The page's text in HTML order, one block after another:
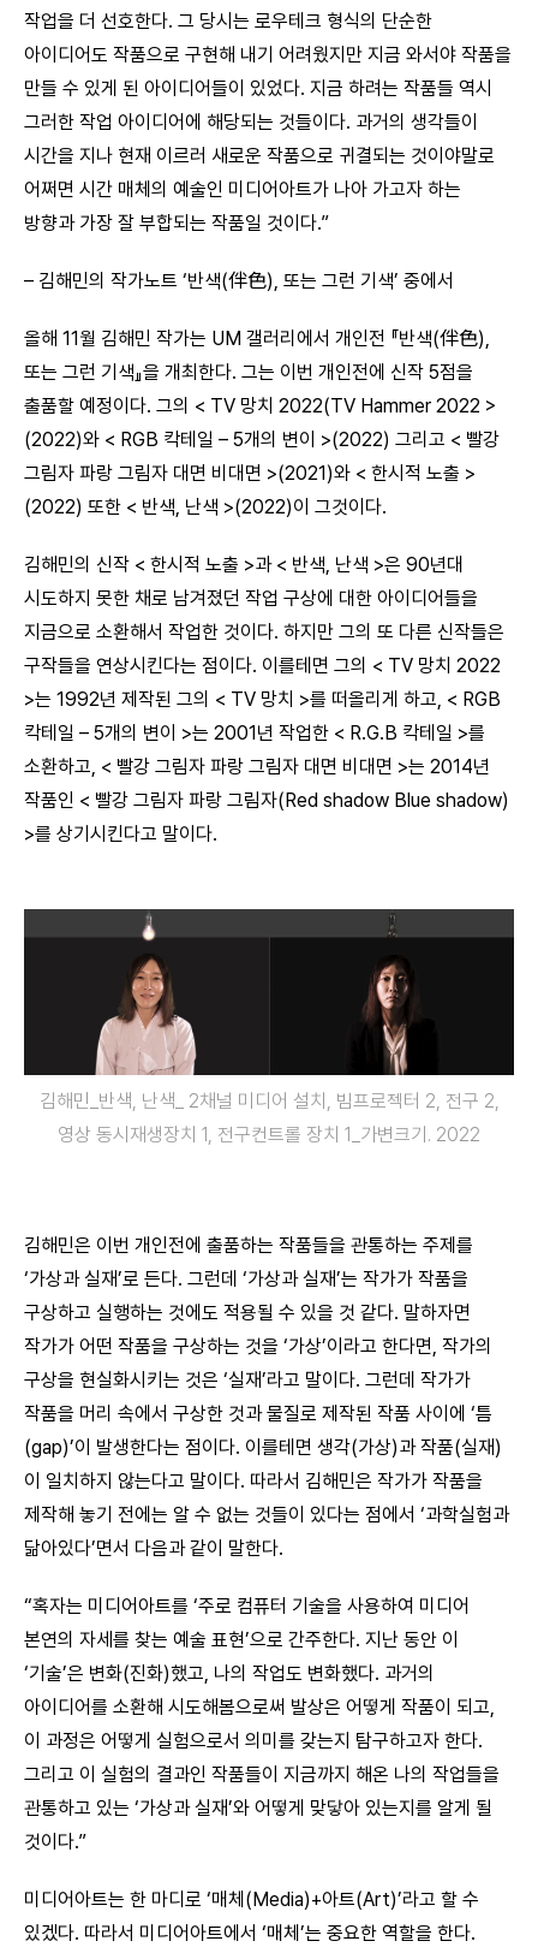
작업을 더 선호한다. 그 당시는 로우테크 형식의 단순한
아이디어도 작품으로 구현해 내기 어려웠지만 지금 와서야 작품을
만들 수 있게 된 아이디어들이 있었다. 지금 하려는 작품들 역시
그러한 작업 아이디어에 해당되는 것들이다. 과거의 생각들이
시간을 지나 현재 이르러 새로운 작품으로 귀결되는 것이야말로
어쩌면 시간 매체의 예술인 미디어아트가 나아 가고자 하는
방향과 가장 잘 부합되는 작품일 것이다.”
– 김해민의 작가노트 ‘반색(伴色), 또는 그런 기색’ 중에서
올해 11월 김해민 작가는 UM 갤러리에서 개인전 『반색(伴色),
또는 그런 기색』을 개최한다. 그는 이번 개인전에 신작 5점을
출품할 예정이다. 그의 < TV 망치 2022(TV Hammer 2022 >
(2022)와 < RGB 칵테일 – 5개의 변이 >(2022) 그리고 < 빨강
그림자 파랑 그림자 대면 비대면 >(2021)와 < 한시적 노출 >
(2022) 또한 < 반색, 난색 >(2022)이 그것이다.
김해민의 신작 < 한시적 노출 >과 < 반색, 난색 >은 90년대
시도하지 못한 채로 남겨졌던 작업 구상에 대한 아이디어들을
지금으로 소환해서 작업한 것이다. 하지만 그의 또 다른 신작들은
구작들을 연상시킨다는 점이다. 이를테면 그의 < TV 망치 2022
>는 1992년 제작된 그의 < TV 망치 >를 떠올리게 하고, < RGB
칵테일 – 5개의 변이 >는 2001년 작업한 < R.G.B 칵테일 >를
소환하고, < 빨강 그림자 파랑 그림자 대면 비대면 >는 2014년
작품인 < 빨강 그림자 파랑 그림자(Red shadow Blue shadow)
>를 상기시킨다고 말이다.
김해민_반색, 난색_ 2채널 미디어 설치, 빔프로젝터 2, 전구 2,
영상 동시재생장치 1, 전구컨트롤 장치 1_가변크기. 2022
김해민은 이번 개인전에 출품하는 작품들을 관통하는 주제를
‘가상과 실재’로 든다. 그런데 ‘가상과 실재’는 작가가 작품을
구상하고 실행하는 것에도 적용될 수 있을 것 같다. 말하자면
작가가 어떤 작품을 구상하는 것을 ‘가상’이라고 한다면, 작가의
구상을 현실화시키는 것은 ‘실재’라고 말이다. 그런데 작가가
작품을 머리 속에서 구상한 것과 물질로 제작된 작품 사이에 ‘틈
(gap)’이 발생한다는 점이다. 이를테면 생각(가상)과 작품(실재)
이 일치하지 않는다고 말이다. 따라서 김해민은 작가가 작품을
제작해 놓기 전에는 알 수 없는 것들이 있다는 점에서 ‘과학실험과
닮아있다’면서 다음과 같이 말한다.
“혹자는 미디어아트를 ‘주로 컴퓨터 기술을 사용하여 미디어
본연의 자세를 찾는 예술 표현’으로 간주한다. 지난 동안 이
‘기술’은 변화(진화)했고, 나의 작업도 변화했다. 과거의
아이디어를 소환해 시도해봄으로써 발상은 어떻게 작품이 되고,
이 과정은 어떻게 실험으로서 의미를 갖는지 탐구하고자 한다.
그리고 이 실험의 결과인 작품들이 지금까지 해온 나의 작업들을
관통하고 있는 ‘가상과 실재’와 어떻게 맞닿아 있는지를 알게 될
것이다.”
미디어아트는 한 마디로 ‘매체(Media)+아트(Art)’라고 할 수
있겠다. 따라서 미디어아트에서 ‘매체’는 중요한 역할을 한다.